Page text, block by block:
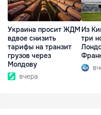
Украина просит ЖДМ
вдвое снизить
тарифы на транзит
грузов через
Молдову
вчера
Из
три